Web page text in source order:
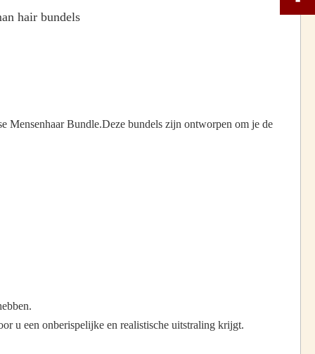
hair bundels
Mensenhaar Bundle.Deze bundels zijn ontworpen om je de
u een onberispelijke en realistische uitstraling krijgt.